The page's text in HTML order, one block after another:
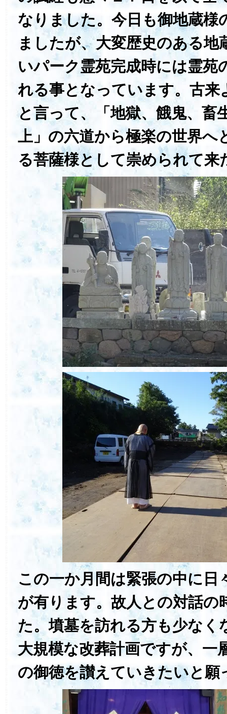
なりました。今日も御地蔵様
ましたが、大変歴史のある地
いパーク霊苑完成時には霊苑
れる事となっています。古来
と言って、「地獄、餓鬼、畜
上」の六道から極楽の世界へ
る菩薩様として崇められて来
この一か月間は緊張の中に日
が有ります。故人との対話の
た。墳墓を訪れる方も少なく
大規模な改葬計画ですが、一
の御徳を讃えていきたいと願